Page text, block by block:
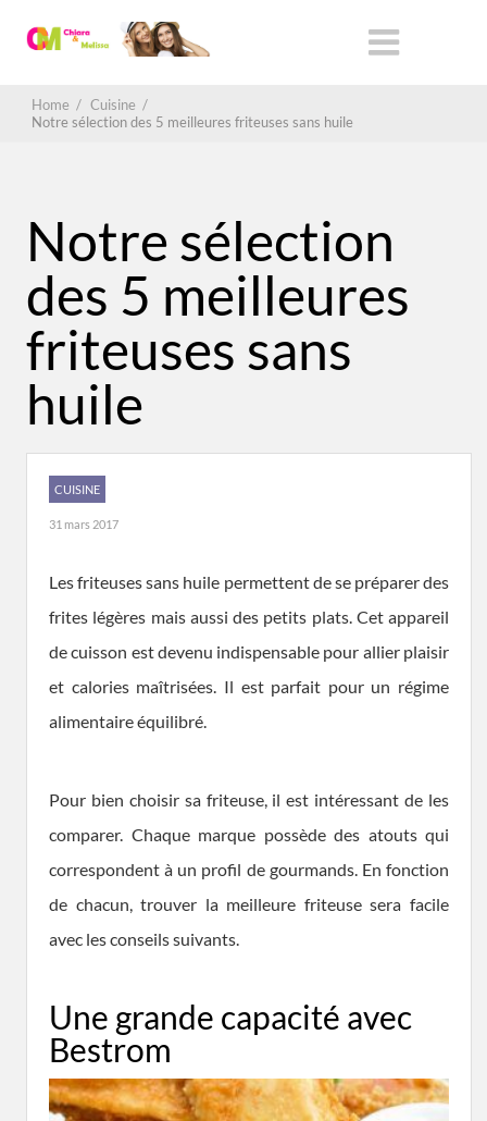
Home / Cuisine /
Notre sélection des 5 meilleures friteuses sans huile
Notre sélection
des 5 meilleures
friteuses sans
huile
CUISINE
31 mars 2017
Les friteuses sans huile permettent de se préparer des
frites légères mais aussi des petits plats. Cet appareil
de cuisson est devenu indispensable pour allier plaisir
et calories maîtrisées. Il est parfait pour un régime
alimentaire équilibré.
Pour bien choisir sa friteuse, il est intéressant de les
comparer. Chaque marque possède des atouts qui
correspondent à un profil de gourmands. En fonction
de chacun, trouver la meilleure friteuse sera facile
avec les conseils suivants.
Une grande capacité avec
Bestrom